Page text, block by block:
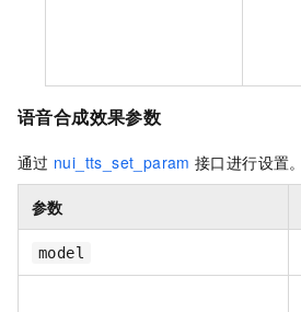
语音合成效果参数
通过 nui_tts_set_param 接口进行设置。
参数
model